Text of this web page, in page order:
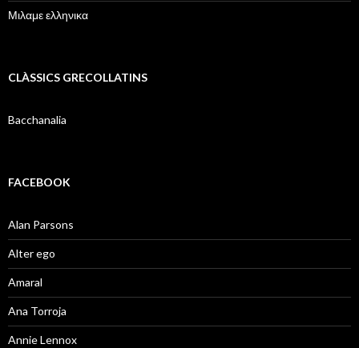
Μιλαμε ελληνικα
CLÀSSICS GRECOLLATINS
Bacchanalia
FACEBOOK
Alan Parsons
Alter ego
Amaral
Ana Torroja
Annie Lennox